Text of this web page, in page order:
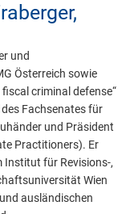
und
Österreich sowie
criminal defense“
Fachsenates für
und Präsident
Practitioners). Er
Institut für Revisions-,
Wien
ausländischen